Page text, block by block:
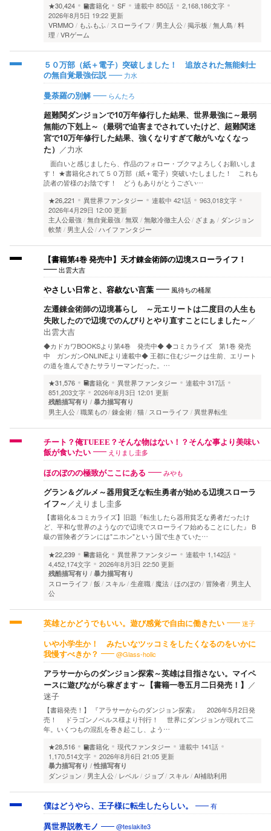
★30,424
書籍化 SF 連載中 850話
2,168,186文字
2026年8月5日 19:22 更新
VRMMO
もふもふ スローライフ 男主人公 掲示板 無人島 料
理
VRゲーム
５０万部（紙＋電子）突破しました！ 追放された無能剣士
の無自覚最強伝説
力水
曼荼羅の別解 らんたろ
超難関ダンジョンで10万年修行した結果、世界最強に～最弱
無能の下剋上～（最弱で迫害までされていたけど、超難関迷
宮で10万年修行した結果、強くなりすぎて敵がいなくなっ
た） ／力水
面白いと感じましたら、作品のフォロー・ブクマよろしくお願いしま
す！ ★書籍化されて５０万部（紙＋電子）突破いたしました！ これも
読者の皆様のお陰です！ どうもありがとうござい…
★26,221
異世界ファンタジー 連載中 421話
963,018文字
2026年4月29日 12:00 更新
主人公最強 無自覚最強 無双 無敵冷徹主人公 ざまぁ
ダンジョン
軟禁
男主人公 ハイファンタジー
【書籍第4巻 発売中】天才錬金術師の辺境スローライフ！
出雲大吉
やさしい日常と、容赦ない言葉 風待ちの桶屋
左遷錬金術師の辺境暮らし ～元エリートは二度目の人生も
失敗したので辺境でのんびりとやり直すことにしました～ ／
出雲大吉
◆カドカワBOOKSより第4巻 発売中◆ ◆コミカライズ 第1巻 発売
中 ガンガンONLINEより連載中◆ 王都に住むジークは生前、エリート
の道を進んできたサラリーマンだった。…
★31,576
書籍化 異世界ファンタジー 連載中 317話
851,203文字
2026年8月3日 12:01 更新
残酷描写有り 暴力描写有り
男主人公 職業もの 錬金術 猫 スローライフ 異世界転生
チート？俺TUEEE？そんな物はない！？そんな事より美味い
飯が食いたい
えりまし圭多
ほのぼのの極致がここにある みやも
グラン＆グルメ～器用貧乏な転生勇者が始める辺境スローラ
イフ～ ／ えりまし圭多
【書籍化＆コミカライズ】旧題『転生したら器用貧乏な勇者だったけ
ど、平和な世界のようなので辺境でスローライフ始めることにした』 B
級の冒険者グランには"ニホン"という国で生きていた…
★22,239
書籍化 異世界ファンタジー 連載中 1,142話
4,452,174文字
2026年8月3日 22:50 更新
残酷描写有り 暴力描写有り
スローライフ 飯 スキル 生産職 魔法 ほのぼの 冒険者
男主人
公
英雄とかどうでもいい。遊び感覚で自由に働きたい 迷子
いや小学生か！ みたいなツッコミをしたくなるのをいかに
我慢すべきか？
@Glass-holic
アラサーからのダンジョン探索～英雄は目指さない。マイペ
ースに遊びながら稼ぎます～【書籍一巻五月二日発売！】 ／
迷子
【書籍発売！】 『アラサーからのダンジョン探索』 2026年5月2日発
売！ ドラゴンノベルス様より刊行！ 世界にダンジョンが現れて二
年。いくつもの混乱を巻き起こし、よう…
★28,516
書籍化 現代ファンタジー 連載中 141話
1,170,514文字
2026年8月6日 21:05 更新
暴力描写有り 性描写有り
ダンジョン 男主人公 レベル ジョブ スキル AI補助利用
僕はどうやら、王子様に転生したらしい。 有
異世界説教モノ @teslakite3